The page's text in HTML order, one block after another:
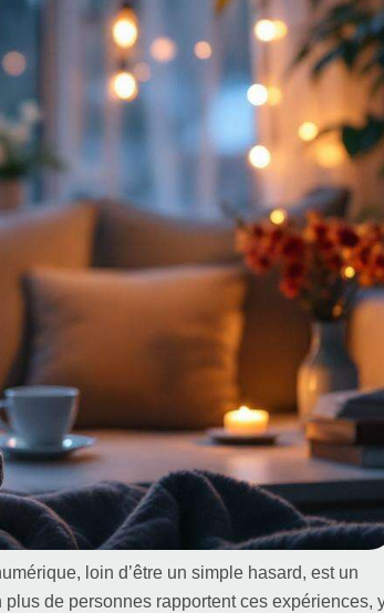
loin d’être un simple hasard, est un
de personnes rapportent ces expériences,